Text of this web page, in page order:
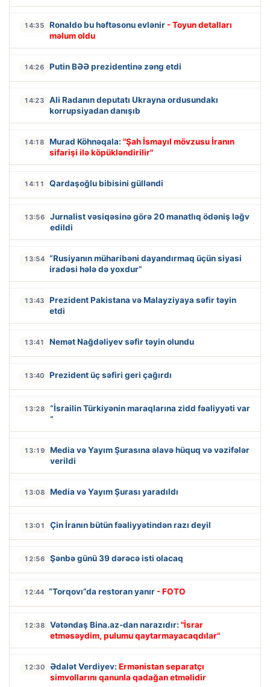
14:35 Ronaldo bu həftəsonu evlənir - Toyun detalları
məlum oldu
14:26 Putin BƏƏ prezidentinə zəng etdi
14:23
Ali Radanın deputatı Ukrayna ordusundakı
korrupsiyadan danışıb
14:18 Murad Köhnəqala: "Şah İsmayıl mövzusu İranın
sifarişi ilə köpükləndirilir"
14:11 Qardaşoğlu bibisini gülləndi
13:56
Jurnalist vəsiqəsinə görə 20 manatlıq ödəniş ləğv
edildi
13:54 “Rusiyanın müharibəni dayandırmaq üçün siyasi
iradəsi hələ də yoxdur”
13:43
Prezident Pakistana və Malayziyaya səfir təyin
etdi
13:41 Nemət Nağdəliyev səfir təyin olundu
13:40 Prezident üç səfiri geri çağırdı
13:28
“İsrailin Türkiyənin maraqlarına zidd fəaliyyəti var
“
13:19
Media və Yayım Şurasına əlavə hüquq və vəzifələr
verildi
13:08 Media və Yayım Şurası yaradıldı
13:01 Çin İranın bütün fəaliyyətindən razı deyil
12:56 Şənbə günü 39 dərəcə isti olacaq
12:44 “Torqovı”da restoran yanır - FOTO
12:38 Vətəndaş Bina.az-dan narazıdır: "İsrar
etməsəydim, pulumu qaytarmayacaqdılar"
12:30 Ədalət Verdiyev: Ermənistan separatçı
simvollarını qanunla qadağan etməlidir